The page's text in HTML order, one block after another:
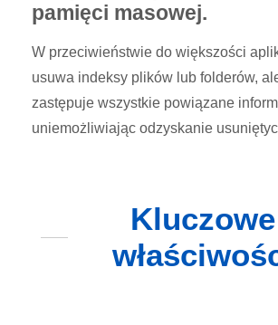
pamięci masowej.
W przeciwieństwie do większości
usuwa indeksy plików lub folderów,
zastępuje wszystkie powiązane
uniemożliwiając odzyskanie
Kluczowe